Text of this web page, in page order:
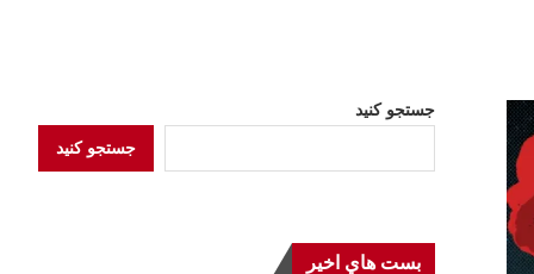
جستجو کنید
جستجو کنید
بست هاي اخير